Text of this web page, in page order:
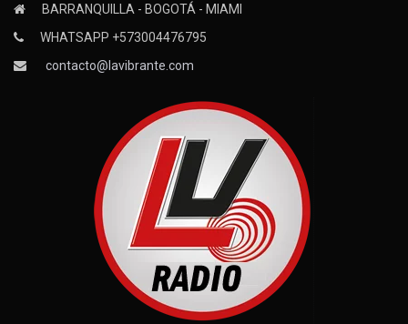
BARRANQUILLA - BOGOTÁ - MIAMI
WHATSAPP +573004476795
contacto@lavibrante.com